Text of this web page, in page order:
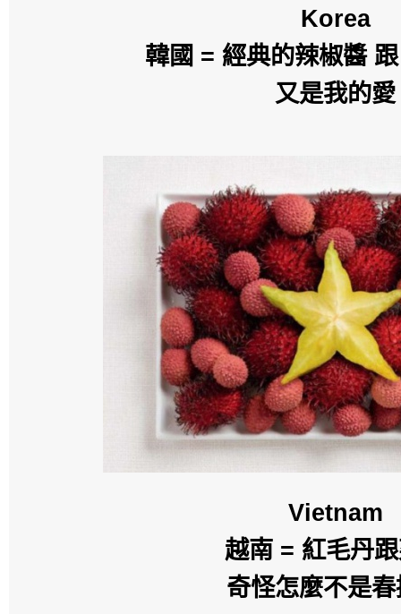
Korea
韓國 = 經典的辣椒醬
又是我的愛
Vietnam
越南 = 紅毛丹
奇怪怎麼不是